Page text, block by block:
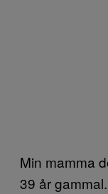
Min mamma
39 år